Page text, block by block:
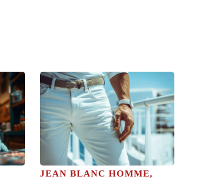
JEAN BLANC HOMME,